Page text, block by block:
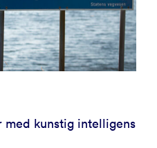
kunstig intelligens